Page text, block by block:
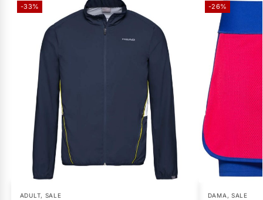
-33%
ADULT, SALE
-26%
DAMA , SALE